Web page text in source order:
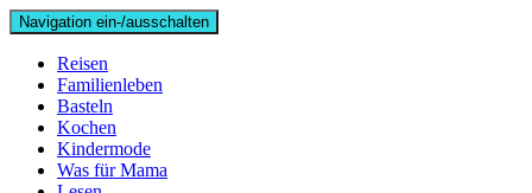
Navigation ein-/ausschalten
Reisen
Familienleben
Basteln
Kochen
Kindermode
Was für Mama